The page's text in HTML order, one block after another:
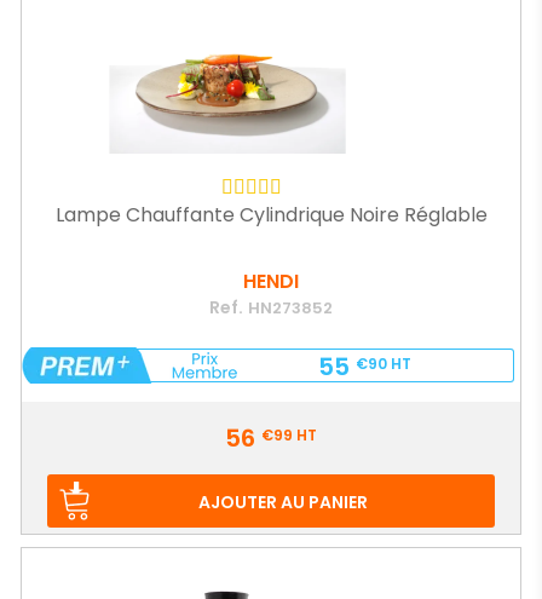
Lampe Chauffante Cylindrique Noire Réglable
HENDI
Ref. HN273852
55 €90HT
56 €99 HT
AJOUTER AU PANIER